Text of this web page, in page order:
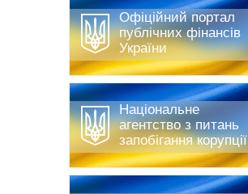
Офіційний портал
публічних фінансів
України
Національне
агентство з питань
запобігання корупції